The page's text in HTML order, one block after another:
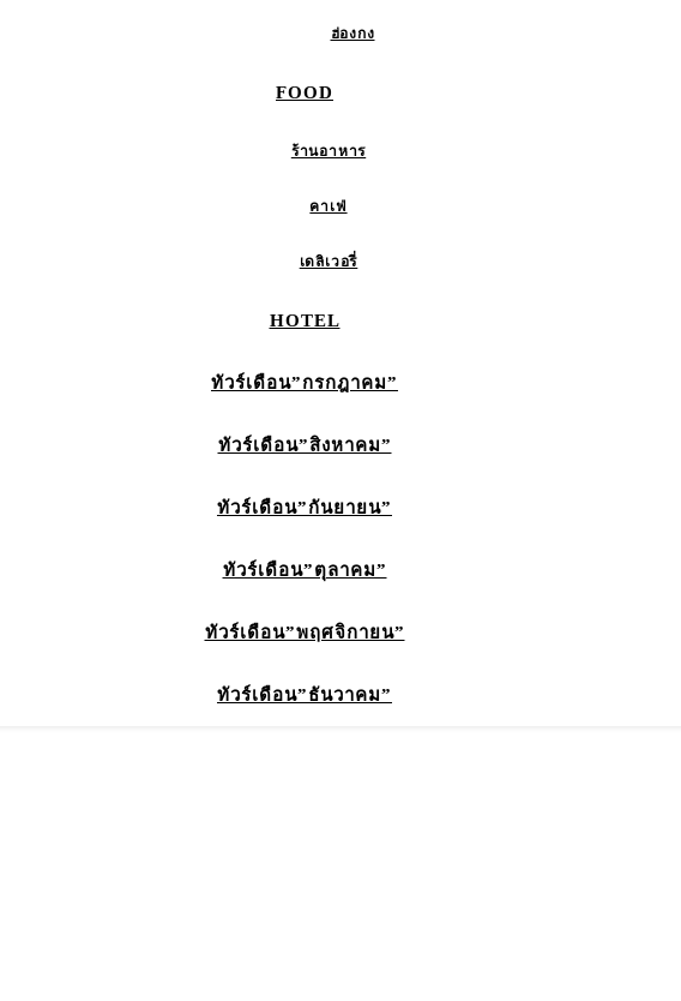
ฮ่องกง
FOOD
ร้านอาหาร
คาเฟ่
เดลิเวอรี่
HOTEL
ทัวร์เดือน”กรกฎาคม”
ทัวร์เดือน”สิงหาคม”
ทัวร์เดือน”กันยายน”
ทัวร์เดือน”ตุลาคม”
ทัวร์เดือน”พฤศจิกายน”
ทัวร์เดือน”ธันวาคม”